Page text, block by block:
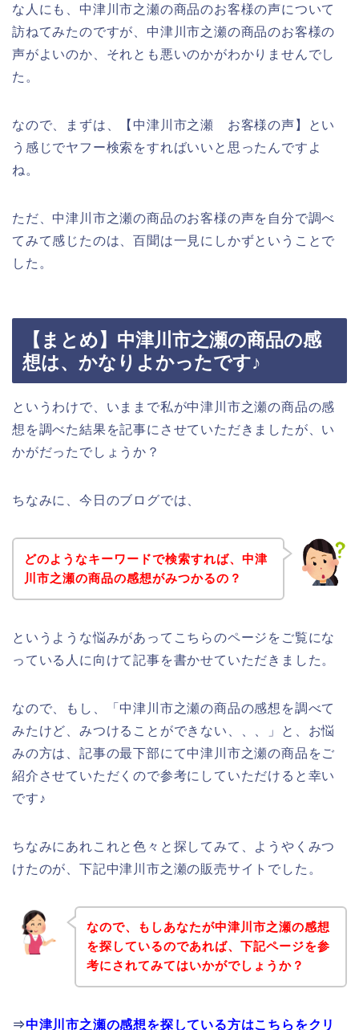
な人にも、中津川市之瀬の商品のお客様の声について
訪ねてみたのですが、中津川市之瀬の商品のお客様の
声がよいのか、それとも悪いのかがわかりませんでし
た。
なので、まずは、【中津川市之瀬 お客様の声】とい
う感じでヤフー検索をすればいいと思ったんですよ
ね。
ただ、中津川市之瀬の商品のお客様の声を自分で調べ
てみて感じたのは、百聞は一見にしかずということで
した。
【まとめ】中津川市之瀬の商品の感
想は、かなりよかったです♪
というわけで、いままで私が中津川市之瀬の商品の感
想を調べた結果を記事にさせていただきましたが、い
かがだったでしょうか？
ちなみに、今日のブログでは、
どのようなキーワードで検索すれば、中津
川市之瀬の商品の感想がみつかるの？
というような悩みがあってこちらのページをご覧にな
っている人に向けて記事を書かせていただきました。
なので、もし、「中津川市之瀬の商品の感想を調べて
みたけど、みつけることができない、、、」と、お悩
みの方は、記事の最下部にて中津川市之瀬の商品をご
紹介させていただくので参考にしていただけると幸い
です♪
ちなみにあれこれと色々と探してみて、ようやくみつ
けたのが、下記中津川市之瀬の販売サイトでした。
なので、もしあなたが中津川市之瀬の感想
を探しているのであれば、下記ページを参
考にされてみてはいかがでしょうか？
⇒中津川市之瀬の感想を探している方はこちらをクリ